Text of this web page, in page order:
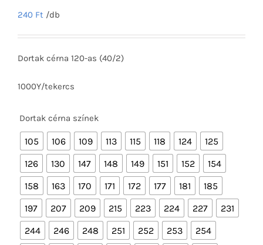
240 Ft /db
Dortak cérna 120-as (40/2)
1000Y/tekercs
Dortak cérna színek
105 106 109 113 115 118 124
125
126
130 147 148 149 151 152
154
158
163 170 171 172 177 181
185
197
207 209 215 223 224 227
231
244
246 248 251 252 253
254